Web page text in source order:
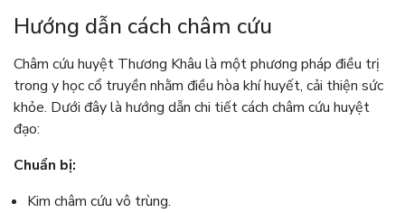
Hướng dẫn cách châm cứu
Châm cứu huyệt Thương Khâu là một phương pháp điều trị
trong y học cổ truyền nhằm điều hòa khí huyết, cải thiện sức
khỏe. Dưới đây là hướng dẫn chi tiết cách châm cứu huyệt
đạo:
Chuẩn bị:
Kim châm cứu vô trùng.